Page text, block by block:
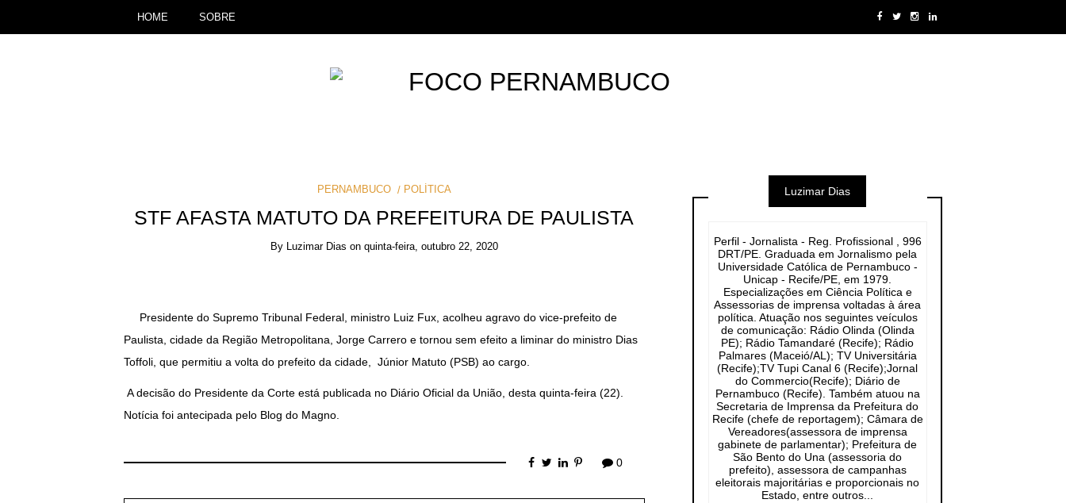
HOME SOBRE
PERNAMBUCO POLÍTICA
STF AFASTA MATUTO DA PREFEITURA DE PAULISTA
By Luzimar Dias on quinta-feira, outubro 22, 2020
Presidente do Supremo Tribunal Federal, ministro Luiz Fux, acolheu agravo do vice-prefeito de
Paulista, cidade da Região Metropolitana, Jorge Carrero e tornou sem efeito a liminar do ministro Dias
Toffoli, que permitiu a volta do prefeito da cidade, Júnior Matuto (PSB) ao cargo.
A decisão do Presidente da Corte está publicada no Diário Oficial da União, desta quinta-feira (22).
Notícia foi antecipada pelo Blog do Magno.
0
Luzimar Dias
Perfil - Jornalista - Reg. Profissional , 996
DRT/PE. Graduada em Jornalismo pela
Universidade Católica de Pernambuco -
Unicap - Recife/PE, em 1979.
Especializações em Ciência Política e
Assessorias de imprensa voltadas à área
política. Atuação nos seguintes veículos
de comunicação: Rádio Olinda (Olinda
PE); Rádio Tamandaré (Recife); Rádio
Palmares (Maceió/AL); TV Universitária
(Recife);TV Tupi Canal 6 (Recife);Jornal
do Commercio(Recife); Diário de
Pernambuco (Recife). Também atuou na
Secretaria de Imprensa da Prefeitura do
Recife (chefe de reportagem); Câmara de
Vereadores(assessora de imprensa
gabinete de parlamentar); Prefeitura de
São Bento do Una (assessoria do
prefeito), assessora de campanhas
eleitorais majoritárias e proporcionais no
Estado, entre outros...